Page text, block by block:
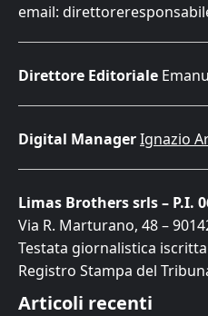
email:
Direttore Editoriale
Digital ManagerIgnazio
Limas Brothers srls – P.I.
Via R. Marturano, 48 –
Testata giornalistica
Registro Stampa del
Articoli recenti